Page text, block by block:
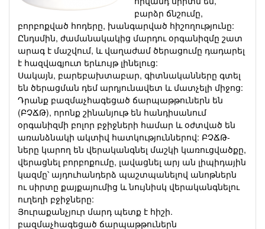
բարձր ճնշումը,
բորբոքված հոդերը, խանգարված հիշողությունը:
Ընդսմին, ժամանակակից մարդու օրգանիզմը շատ
արագ է մաշվում, և վաղաժամ ծերացումը դադարել
է հազվագյուտ երևույթ լինելուց:
Սակայն, բարեբախտաբար, գիտնականները գտել
են ծերացման դեմ արդյունավետ և մատչելի միջոց:
Դրանք բազմաչհագեցած ճարպաթթուներն են
(ԲՉՃԹ), որոնք շինանյութ են հանդիսանում
օրգանիզմի բոլոր բջիջների համար և օժտված են
առանձնակի ակտիվ հատկություններով: ԲՉՃԹ-
ները կարող են վերականգնել մաշկի կառուցվածքը,
վերացնել բորբոքումը, լավացնել արյ ան լիպիդային
կազմը՝ այդուհանդերձ պաշտպանելով անոթներն
ու սիրտը քայքայումից և նույնիսկ վերականգնելու
ուղեղի բջիջները:
Յուրաքանչյուր մարդ պետք է հիշի.
բազմաչհագեցած ճարպաթթուներն